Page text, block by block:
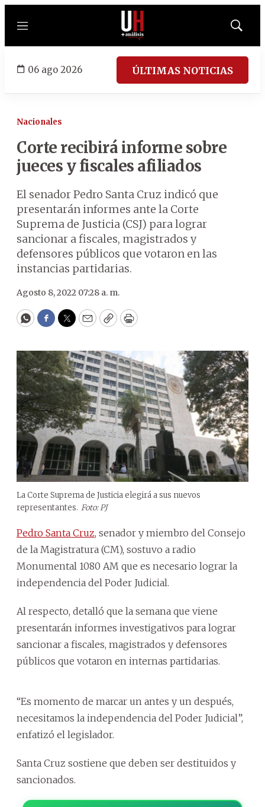
Menú
Mostrar
06 ago 2026 ÚLTIMAS NOTICIAS
Nacionales
Corte recibirá informe sobre
jueces y fiscales afiliados
El senador Pedro Santa Cruz indicó que
presentarán informes ante la Corte
Suprema de Justicia (CSJ) para lograr
sancionar a fiscales, magistrados y
defensores públicos que votaron en las
instancias partidarias.
Agosto 8, 2022 07:28 a. m.
WhatsApp
Facebook
Twitter
EmailCopyPrint
La Corte Suprema de Justicia elegirá a sus nuevos
representantes. Foto: PJ
Pedro Santa Cruz, senador y miembro del Consejo
de la Magistratura (CM), sostuvo a radio
Monumental 1080 AM que es necesario lograr la
independencia del Poder Judicial.
Al respecto, detalló que la semana que viene
presentarán informes investigativos para lograr
sancionar a fiscales, magistrados y defensores
públicos que votaron en internas partidarias.
“Es momento de marcar un antes y un después,
necesitamos la independencia del Poder Judicial”,
enfatizó el legislador.
Santa Cruz sostiene que deben ser destituidos y
sancionados.